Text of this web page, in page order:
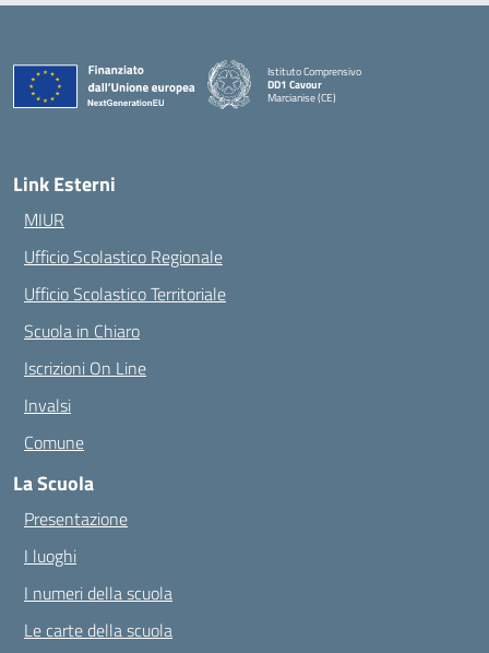
Istituto Comprensivo
DD1 Cavour
Marcianise (CE)
Link Esterni
MIUR
Ufficio Scolastico Regionale
Ufficio Scolastico Territoriale
Scuola in Chiaro
Iscrizioni On Line
Invalsi
Comune
La Scuola
Presentazione
I luoghi
I numeri della scuola
Le carte della scuola